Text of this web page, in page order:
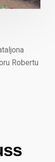
Robertu